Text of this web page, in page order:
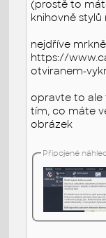
(prostě to
knihovně
nejdříve
https://
otviranem-
opravte to ale
tím, co máte
obrázek
Připojené